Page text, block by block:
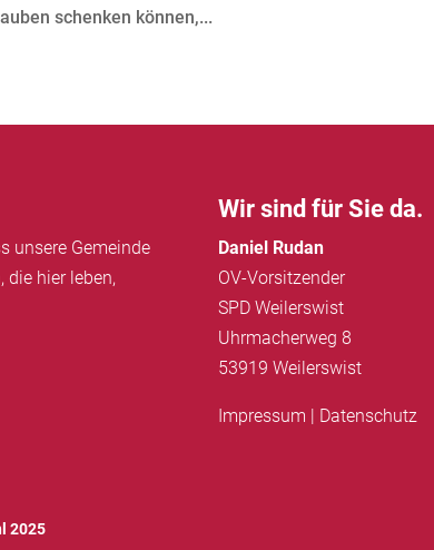
schenken können,...
unsere Gemeinde
hier leben,
Wir sind für Sie da.
Daniel Rudan
OV-Vorsitzender
SPD Weilerswist
Uhrmacherweg 8
53919 Weilerswist
Impressum | Datenschutz
2025